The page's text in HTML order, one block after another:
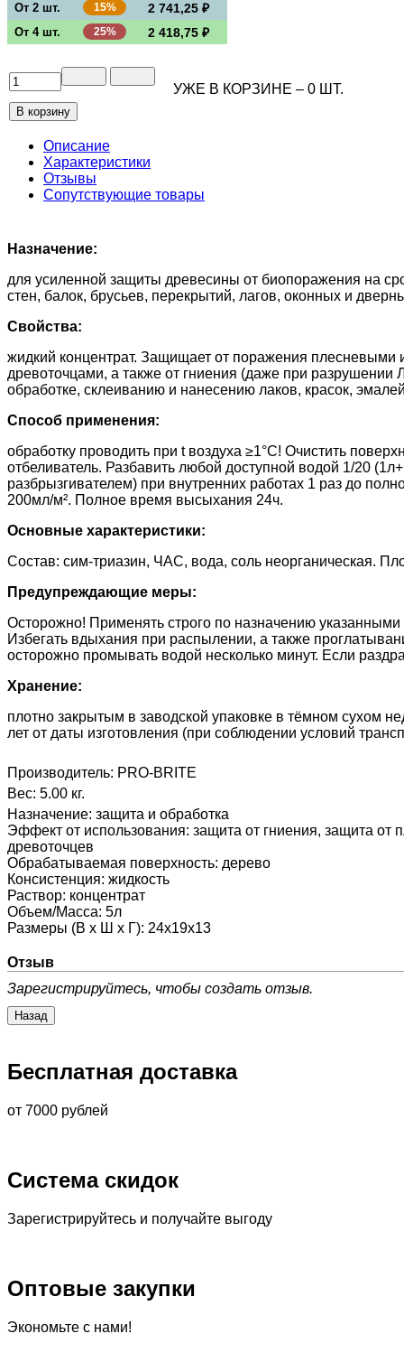
От 2 шт. 15% 2 741,25 ₽
От 4 шт. 25% 2 418,75 ₽
УЖЕ В КОРЗИНЕ – 0 ШТ.
Описание
Характеристики
Отзывы
Сопутствующие товары
Назначение:
для усиленной защиты древесины от биопоражения на
стен, балок, брусьев, перекрытий, лагов, оконных и
Свойства:
жидкий концентрат. Защищает от поражения
древоточцами, а также от гниения (даже при разрушении
обработке, склеиванию и нанесению лаков, красок,
Способ применения:
обработку проводить при t воздуха ≥1°С! Очистить
отбеливатель. Разбавить любой доступной водой 1/20
разбрызгивателем) при внутренних работах 1 раз до
200мл/м². Полное время высыхания 24ч.
Основные характеристики:
Состав: сим-триазин, ЧАС, вода, соль неорганическая.
Предупреждающие меры:
Осторожно! Применять строго по назначению
Избегать вдыхания при распылении, а также
осторожно промывать водой несколько минут. Если
Хранение:
плотно закрытым в заводской упаковке в тёмном сухом
лет от даты изготовления (при соблюдении условий
Производитель: PRO-BRITE
Вес: 5.00 кг.
Назначение: защита и обработка
Эффект от использования: защита от гниения, защита от
древоточцев
Обрабатываемая поверхность: дерево
Консистенция: жидкость
Раствор: концентрат
Объем/Масса: 5л
Размеры (В х Ш х Г): 24х19х13
Отзыв
Зарегистрируйтесь, чтобы создать отзыв.
Бесплатная доставка
от 7000 рублей
Система скидок
Зарегистрируйтесь и получайте выгоду
Оптовые закупки
Экономьте с нами!